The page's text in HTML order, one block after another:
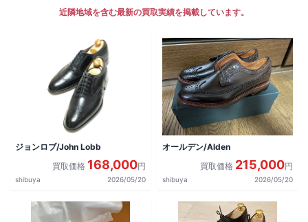
近隣地域を含む最新の買取実績を掲載しています。
ジョンロブ/John Lobb
買取価格 168,000円
shibuya 2026/05/20
オールデン/Alden
買取価格 215,000円
shibuya 2026/05/20